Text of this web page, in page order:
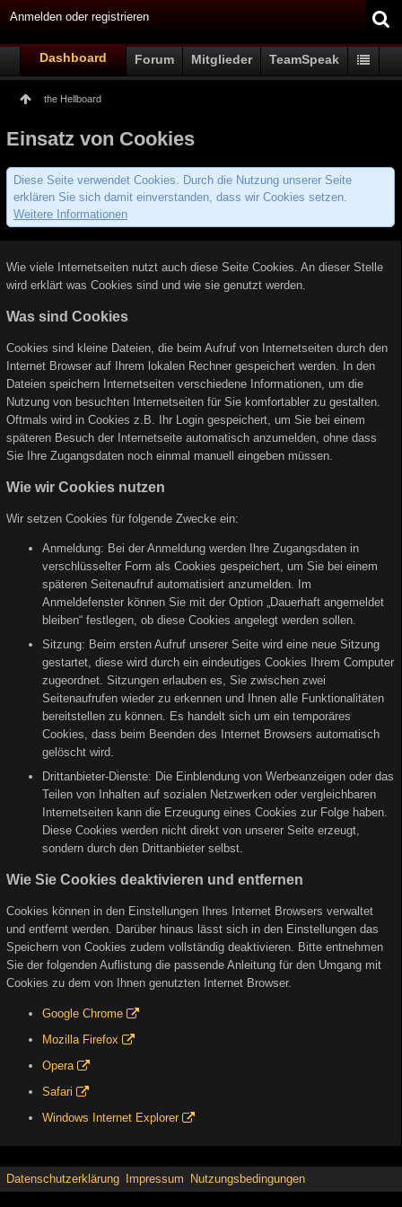
Anmelden oder registrieren
Dashboard Forum Mitglieder TeamSpeak
the Hellboard
Einsatz von Cookies
Diese Seite verwendet Cookies. Durch die Nutzung unserer Seite
erklären Sie sich damit einverstanden, dass wir Cookies setzen.
Weitere Informationen
Wie viele Internetseiten nutzt auch diese Seite Cookies. An dieser Stelle
wird erklärt was Cookies sind und wie sie genutzt werden.
Was sind Cookies
Cookies sind kleine Dateien, die beim Aufruf von Internetseiten durch den
Internet Browser auf Ihrem lokalen Rechner gespeichert werden. In den
Dateien speichern Internetseiten verschiedene Informationen, um die
Nutzung von besuchten Internetseiten für Sie komfortabler zu gestalten.
Oftmals wird in Cookies z.B. Ihr Login gespeichert, um Sie bei einem
späteren Besuch der Internetseite automatisch anzumelden, ohne dass
Sie Ihre Zugangsdaten noch einmal manuell eingeben müssen.
Wie wir Cookies nutzen
Wir setzen Cookies für folgende Zwecke ein:
Anmeldung: Bei der Anmeldung werden Ihre Zugangsdaten in
verschlüsselter Form als Cookies gespeichert, um Sie bei einem
späteren Seitenaufruf automatisiert anzumelden. Im
Anmeldefenster können Sie mit der Option „Dauerhaft angemeldet
bleiben“ festlegen, ob diese Cookies angelegt werden sollen.
Sitzung: Beim ersten Aufruf unserer Seite wird eine neue Sitzung
gestartet, diese wird durch ein eindeutiges Cookies Ihrem Computer
zugeordnet. Sitzungen erlauben es, Sie zwischen zwei
Seitenaufrufen wieder zu erkennen und Ihnen alle Funktionalitäten
bereitstellen zu können. Es handelt sich um ein temporäres
Cookies, dass beim Beenden des Internet Browsers automatisch
gelöscht wird.
Drittanbieter-Dienste: Die Einblendung von Werbeanzeigen oder das
Teilen von Inhalten auf sozialen Netzwerken oder vergleichbaren
Internetseiten kann die Erzeugung eines Cookies zur Folge haben.
Diese Cookies werden nicht direkt von unserer Seite erzeugt,
sondern durch den Drittanbieter selbst.
Wie Sie Cookies deaktivieren und entfernen
Cookies können in den Einstellungen Ihres Internet Browsers verwaltet
und entfernt werden. Darüber hinaus lässt sich in den Einstellungen das
Speichern von Cookies zudem vollständig deaktivieren. Bitte entnehmen
Sie der folgenden Auflistung die passende Anleitung für den Umgang mit
Cookies zu dem von Ihnen genutzten Internet Browser.
Google Chrome
Mozilla Firefox
Opera
Safari
Windows Internet Explorer
Datenschutzerklärung Impressum Nutzungsbedingungen